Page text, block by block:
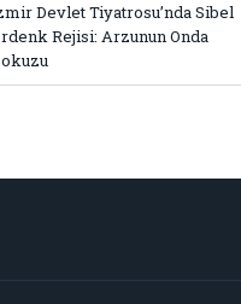
Devlet Tiyatrosu’nda Sibel
Rejisi: Arzunun Onda